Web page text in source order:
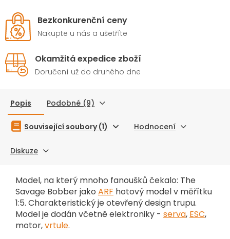
Bezkonkurenční ceny
Nakupte u nás a ušetříte
Okamžitá expedice zboží
Doručení už do druhého dne
Popis Podobné (9)
Související soubory (1) Hodnocení
Diskuze
Model, na který mnoho fanoušků čekalo: The
Savage Bobber jako ARF hotový model v měřítku
1:5. Charakteristický je otevřený design trupu.
Model je dodán včetně elektroniky - serva, ESC,
motor,vrtule.